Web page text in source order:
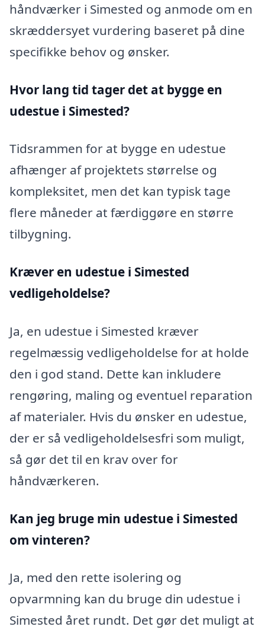
håndværker i Simested og anmode om en
skræddersyet vurdering baseret på dine
specifikke behov og ønsker.
Hvor lang tid tager det at bygge en
udestue i Simested?
Tidsrammen for at bygge en udestue
afhænger af projektets størrelse og
kompleksitet, men det kan typisk tage
flere måneder at færdiggøre en større
tilbygning.
Kræver en udestue i Simested
vedligeholdelse?
Ja, en udestue i Simested kræver
regelmæssig vedligeholdelse for at holde
den i god stand. Dette kan inkludere
rengøring, maling og eventuel reparation
af materialer. Hvis du ønsker en udestue,
der er så vedligeholdelsesfri som muligt,
så gør det til en krav over for
håndværkeren.
Kan jeg bruge min udestue i Simested
om vinteren?
Ja, med den rette isolering og
opvarmning kan du bruge din udestue i
Simested året rundt. Det gør det muligt at